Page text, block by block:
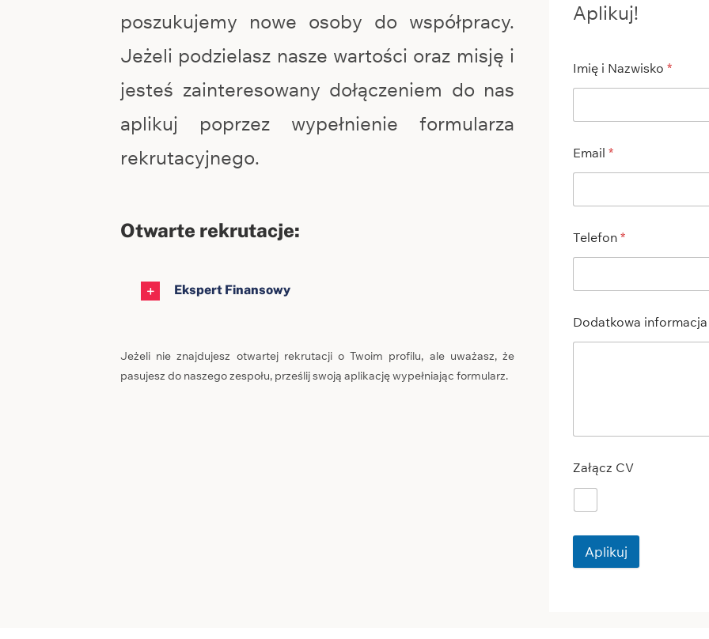
poszukujemy nowe osoby do współpracy.
Jeżeli podzielasz nasze wartości oraz misję i
jesteś zainteresowany dołączeniem do nas
aplikuj poprzez wypełnienie formularza
rekrutacyjnego.
Otwarte rekrutacje:
Ekspert Finansowy
Jeżeli nie znajdujesz otwartej rekrutacji o Twoim profilu, ale uważasz, że
pasujesz do naszego zespołu, prześlij swoją aplikację wypełniając formularz.
Aplikuj!
Imię i Nazwisko *
Email *
Telefon *
Dodatkowa
Załącz CV
Aplikuj